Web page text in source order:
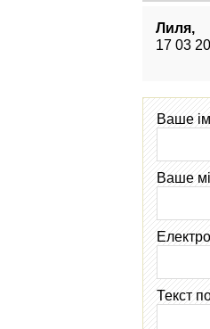
Лиля,
17 03
Ваше
Ваше
Текст